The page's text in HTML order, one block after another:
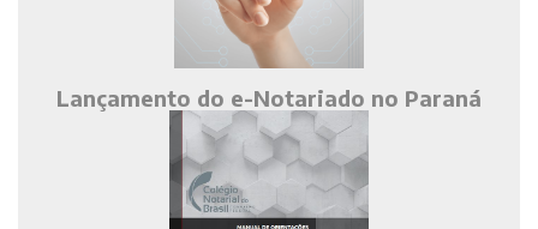
Lançamento do e-Notariado no Paraná